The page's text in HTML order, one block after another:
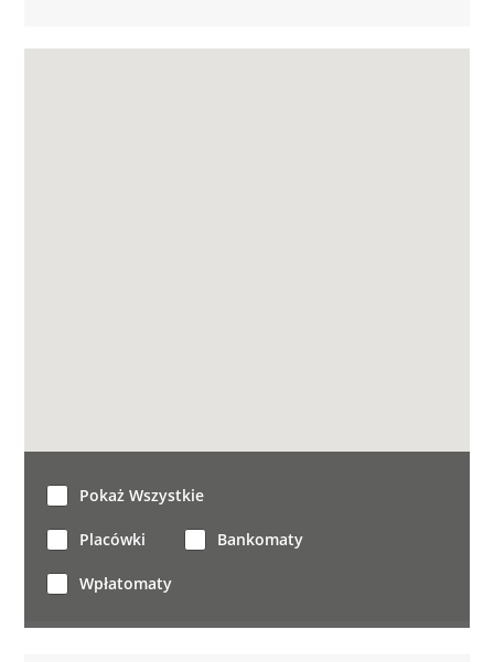
Pokaż Wszystkie
Placówki Bankomaty
Wpłatomaty